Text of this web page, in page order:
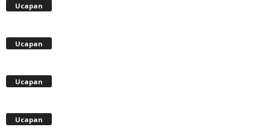
Ucapan
Ucapan
Ucapan
Ucapan